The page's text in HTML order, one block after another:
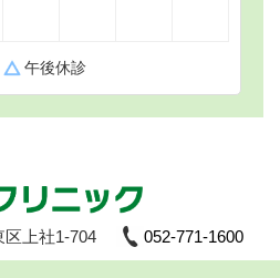
午後休診
上社1-704 052-771-1600